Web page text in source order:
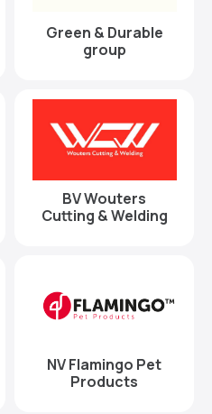
Green & Durable
group
BV Wouters
Cutting & Welding
NV Flamingo Pet
Products